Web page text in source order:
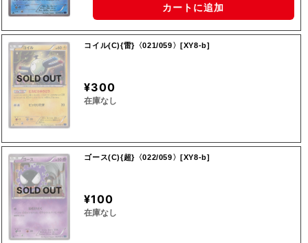
カートに追加
SOLD OUT
コイル(C){雷}〈021/059〉[XY8-b]
¥300
在庫なし
SOLD OUT
ゴース(C){超}〈022/059〉[XY8-b]
¥100
在庫なし